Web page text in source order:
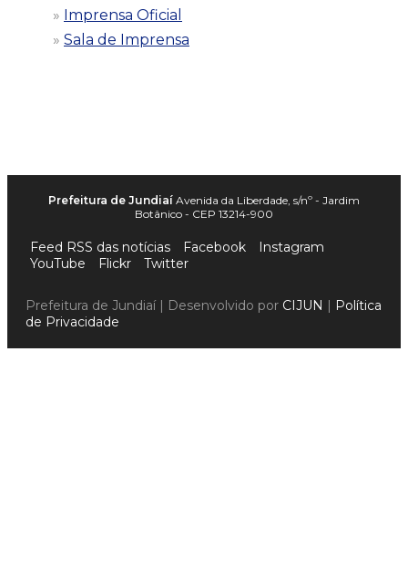
Imprensa Oficial
Sala de Imprensa
Prefeitura de Jundiaí Avenida da Liberdade, s/nº - Jardim
Botânico - CEP 13214-900
Feed RSS das notícias Facebook
Instagram
YouTube
Flickr Twitter
Prefeitura de Jundiaí | Desenvolvido por CIJUN | Política
de Privacidade